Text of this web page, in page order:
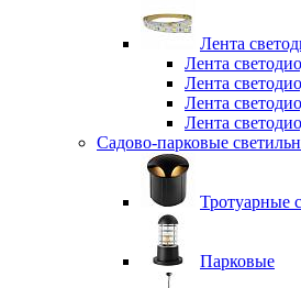
Лента
Лента
Лента
Лента
Лента
Садово-парковые
Тротуарные
Парковые